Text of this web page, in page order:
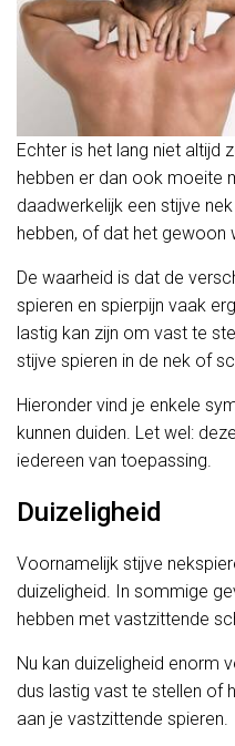
Echter is het lang niet altijd
hebben er dan ook moeite
daadwerkelijk een stijve
hebben, of dat het gewoon
De waarheid is dat de
spieren en spierpijn vaak
lastig kan zijn om vast te
stijve spieren in de nek of
Hieronder vind je enkele
kunnen duiden. Let wel:
iedereen van toepassing.
Duizeligheid
Voornamelijk stijve
duizeligheid. In sommige
hebben met vastzittende
Nu kan duizeligheid enorm
dus lastig vast te stellen of
aan je vastzittende spieren.